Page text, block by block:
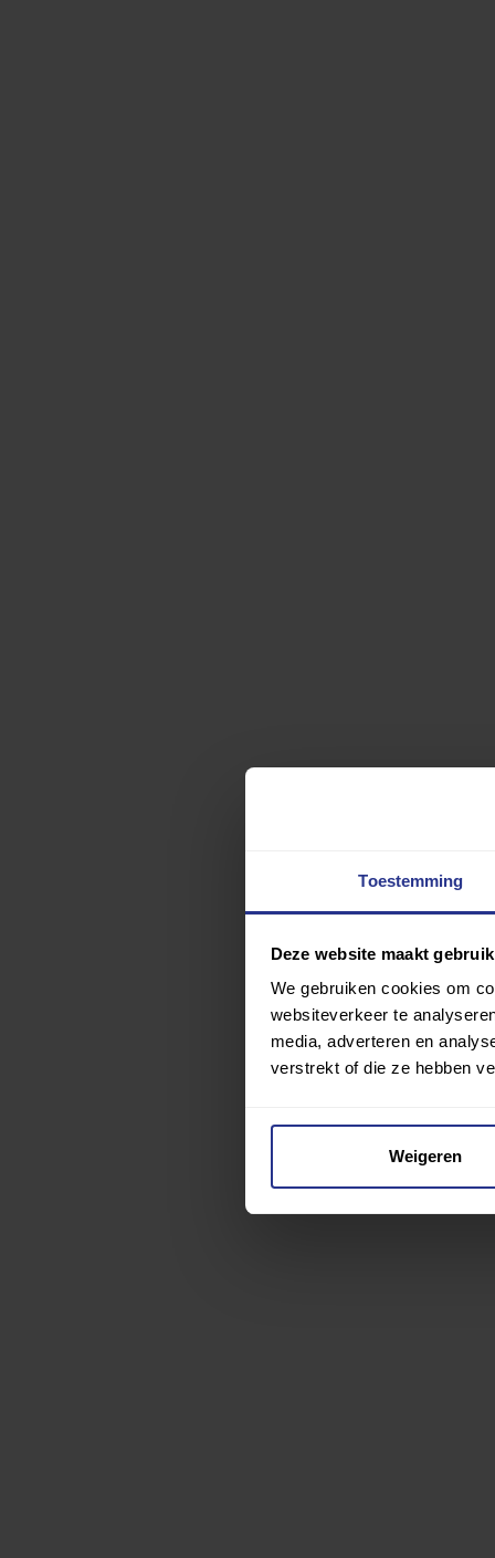
Toestemming
Deze website maakt
We gebruiken cookies om
websiteverkeer te
media, adverteren en
verstrekt of die ze hebben
Weigeren